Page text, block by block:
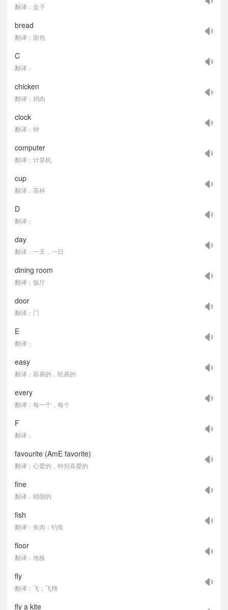
翻译：盒子
bread
翻译：面包
C
翻译：
chicken
翻译：鸡肉
clock
翻译：钟
computer
翻译：计算机
cup
翻译：茶杯
D
翻译：
day
翻译：一天，一日
dining room
翻译：饭厅
door
翻译：门
E
翻译：
easy
翻译：容易的，轻易的
every
翻译：每一个，每个
F
翻译：
favourite (AmE favorite)
翻译：心爱的，特别喜爱的
fine
翻译：晴朗的
fish
翻译：鱼肉；钓鱼
floor
翻译：地板
fly
翻译：飞；飞翔
fly a kite